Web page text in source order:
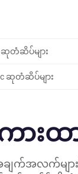
ဆုတံဆိပ်များ
ဆုတံဆိပ်များ
းထာ
က်အလက်မျာ